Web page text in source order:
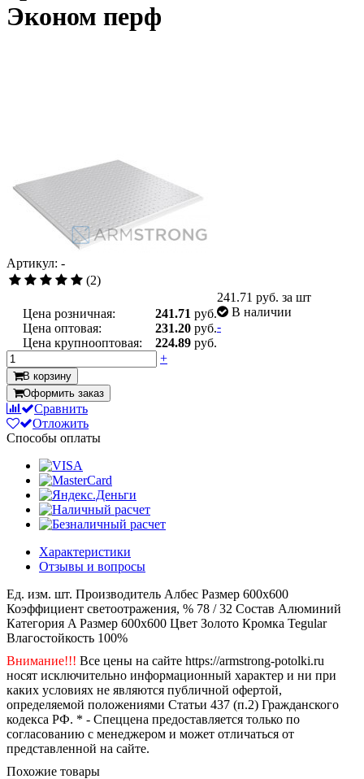
Эконом перф
Артикул: -
(2)
Цена розничная: 241.71 руб.
Цена оптовая:
231.20 руб.
Цена крупнооптовая:
224.89 руб.
241.71 руб. за шт
В наличии
-
+
В корзину
Оформить заказ
Сравнить
Отложить
Способы оплаты
Характеристики
Отзывы и вопросы
Ед. изм. шт. Производитель Албес Размер 600x600
Коэффициент светоотражения, % 78 / 32 Состав Алюминий
Категория A Размер 600x600 Цвет Золото Кромка Tegular
Влагостойкость 100%
Внимание!!! Все цены на сайте https://armstrong-potolki.ru
носят исключительно информационный характер и ни при
каких условиях не являются публичной офертой,
определяемой положениями Статьи 437 (п.2) Гражданского
кодекса РФ. * - Спеццена предоставляется только по
согласованию с менеджером и может отличаться от
представленной на сайте.
Похожие товары